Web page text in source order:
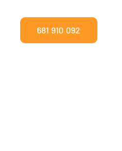
681 910 092